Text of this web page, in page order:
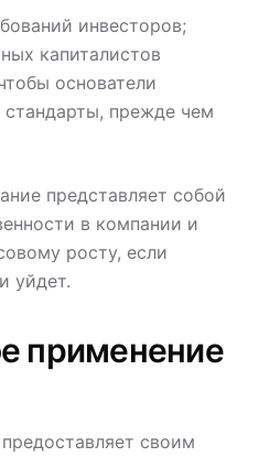
инвесторов;
капиталистов
основатели
стандарты, прежде чем
представляет собой
в компании и
росту, если
уйдет.
применение
своим